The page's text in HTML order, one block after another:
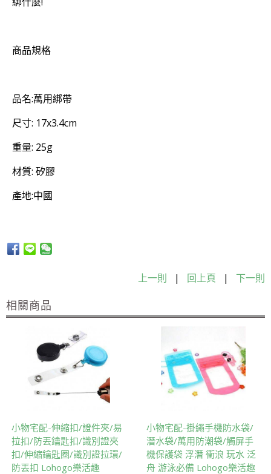
商品規格
品名:萬用綁帶
尺寸: 17x3.4cm
重量: 25g
材質: 矽膠
產地:中國
上一則 | 回上頁 | 下一則
相關商品
小物宅配-伸縮扣/證件夾/易
拉扣/防丟鑰匙扣/識別證夾
扣/伸縮鑰匙圈/識別證拉環/
防丟扣 Lohogo樂活趣
小物宅配-掛繩手機防水袋/
潛水袋/萬用防潮袋/觸屏手
機保護袋 浮潛 衝浪 玩水 泛
舟 游泳必備 Lohogo樂活趣